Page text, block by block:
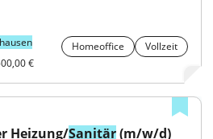
Homeoffice
Vollzeit
€
Heizung/Sanitär (m/w/d)